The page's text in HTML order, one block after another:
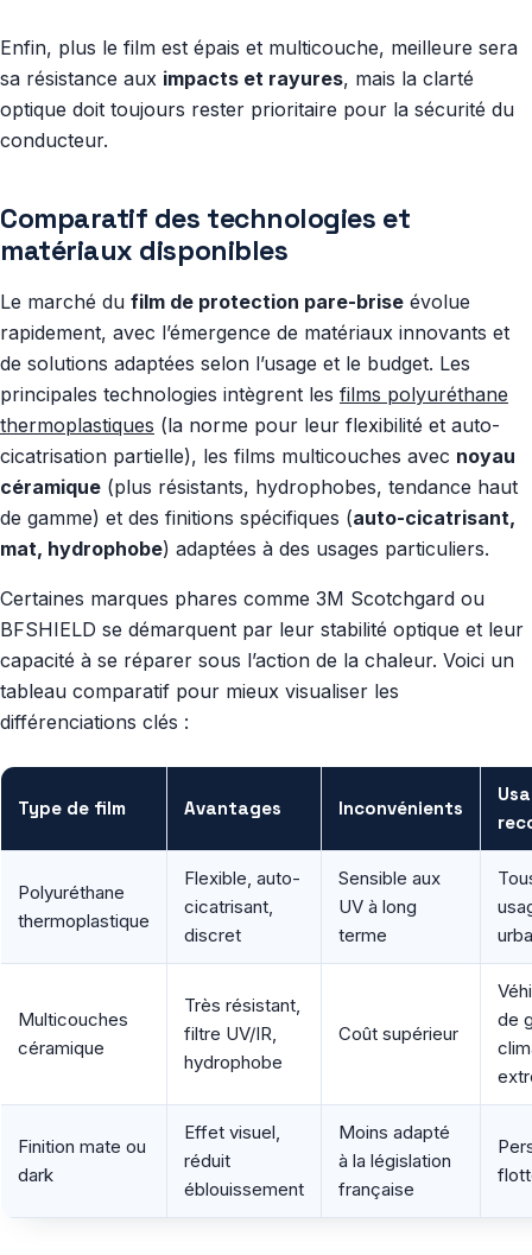
Enfin, plus le film est épais et multicouche, meilleure sera
sa résistance aux impacts et rayures, mais la clarté
optique doit toujours rester prioritaire pour la sécurité du
conducteur.
Comparatif des technologies et
matériaux disponibles
Le marché du film de protection pare-brise évolue
rapidement, avec l’émergence de matériaux innovants et
de solutions adaptées selon l’usage et le budget. Les
principales technologies intègrent les films polyuréthane
thermoplastiques (la norme pour leur flexibilité et auto-
cicatrisation partielle), les films multicouches avec noyau
céramique (plus résistants, hydrophobes, tendance haut
de gamme) et des finitions spécifiques (auto-cicatrisant,
mat, hydrophobe) adaptées à des usages particuliers.
Certaines marques phares comme 3M Scotchgard ou
BFSHIELD se démarquent par leur stabilité optique et leur
capacité à se réparer sous l’action de la chaleur. Voici un
tableau comparatif pour mieux visualiser les
différenciations clés :
Type de film Avantages Inconvénients
Polyuréthane
thermoplastique
Flexible, auto-
cicatrisant,
discret
Sensible aux
UV à long
terme
Multicouches
céramique
Très résistant,
filtre UV/IR,
hydrophobe
Coût supérieur
de
Finition mate ou
dark
Effet visuel,
réduit
éblouissement
Moins adapté
à la législation
française